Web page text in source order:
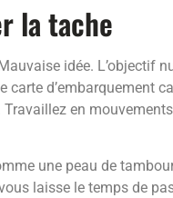
la tache
idée. L’objectif
d’embarquement
en
une peau de
laisse le temps de